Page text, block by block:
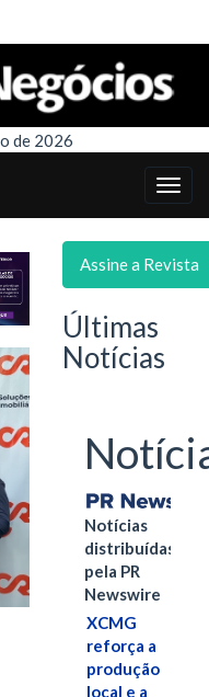
de 2026
Assine a Revista
Últimas
Notícias
Notícias
distribuídas
pela PR
Newswire
XCMG
reforça a
produção
local e a